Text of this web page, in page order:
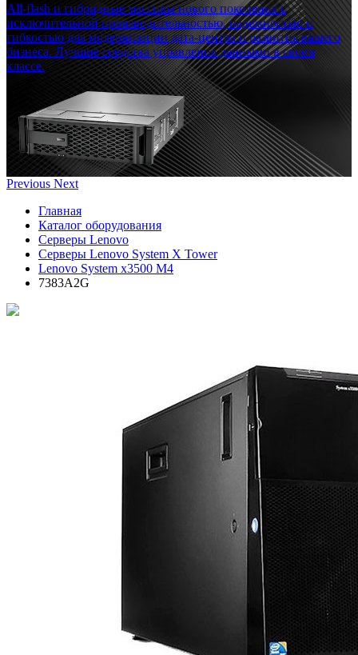
All-flash и гибридные массивы нового поколения с
исключительной производительностью, надежностью и
гибкостью для модернизации дата-центра и развития вашего
бизнеса. Лучшие средства управления данными в своем
классе.
Previous Next
Главная
Каталог оборудования
Серверы Lenovo
Серверы Lenovo System X Tower
Lenovo System x3500 M4
7383A2G